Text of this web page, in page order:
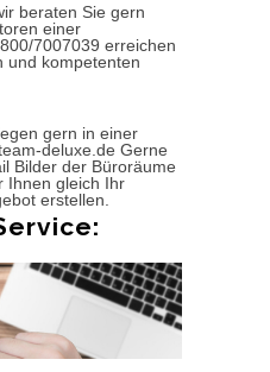
beraten Sie gern
einer
7007039 erreichen
und kompetenten
gern in einer
deluxe.de Gerne
Bilder der Büroräume
Ihnen gleich Ihr
erstellen.